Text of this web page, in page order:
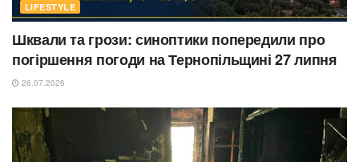
LIFESTYLE
Шквали та грози: синоптики попередили про
погіршення погоди на Тернопільщині 27 липня
26.07.2026